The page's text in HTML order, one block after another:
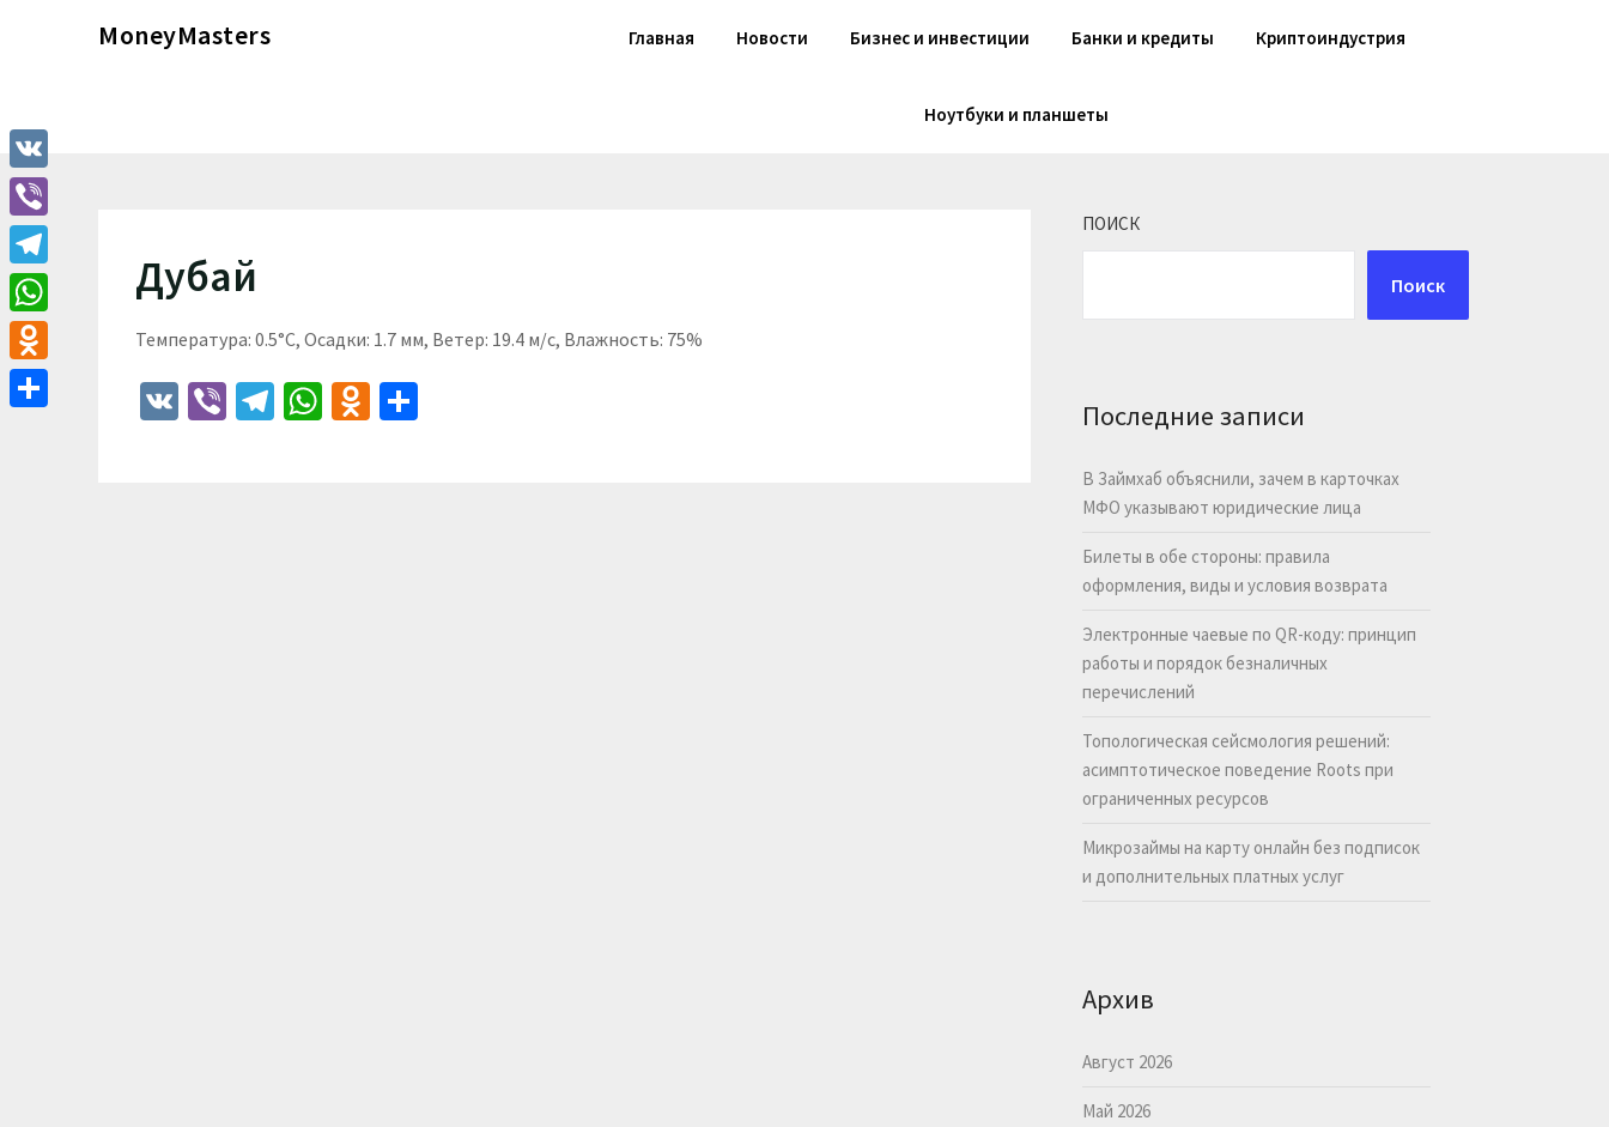
MoneyMasters Главная Новости Бизнес и инвестиции Банки и кредиты Криптоиндустрия
Ноутбуки и планшеты
Дубай
Температура: 0.5°C, Осадки: 1.7 мм, Ветер: 19.4 м/с, Влажность: 75%
VK ViberTelegram
WhatsApp
Odnoklassniki
ПОИСК
Поиск
Последние записи
В Займхаб объяснили, зачем в карточках
МФО указывают юридические лица
Билеты в обе стороны: правила
оформления, виды и условия возврата
Электронные чаевые по QR-коду: принцип
работы и порядок безналичных
перечислений
Топологическая сейсмология решений:
асимптотическое поведение Roots при
ограниченных ресурсов
Микрозаймы на карту онлайн без подписок
и дополнительных платных услуг
Архив
Август 2026
Май 2026
VK
Viber
Telegram
WhatsApp
Odnoklassniki